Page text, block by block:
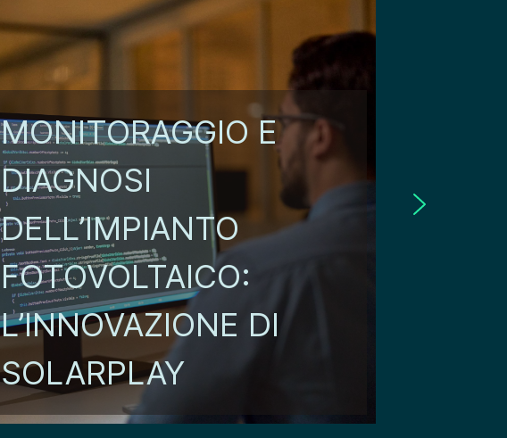
MONITORAGGIO E
DIAGNOSI
DELL’IMPIANTO
FOTOVOLTAICO:
L’INNOVAZIONE DI
SOLARPLAY